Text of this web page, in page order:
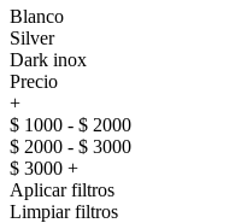
Blanco
Silver
Dark inox
Precio
+
$ 1000 - $ 2000
$ 2000 - $ 3000
$ 3000 +
Aplicar filtros
Limpiar filtros